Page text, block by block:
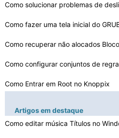
Como fazer uma tela inicial do
Como recuperar não alocados
Como configurar conjuntos de
Como Entrar em Root no Knoppix
Como configurar o Sendmail em
Artigos em destaque
Como editar música Títulos no